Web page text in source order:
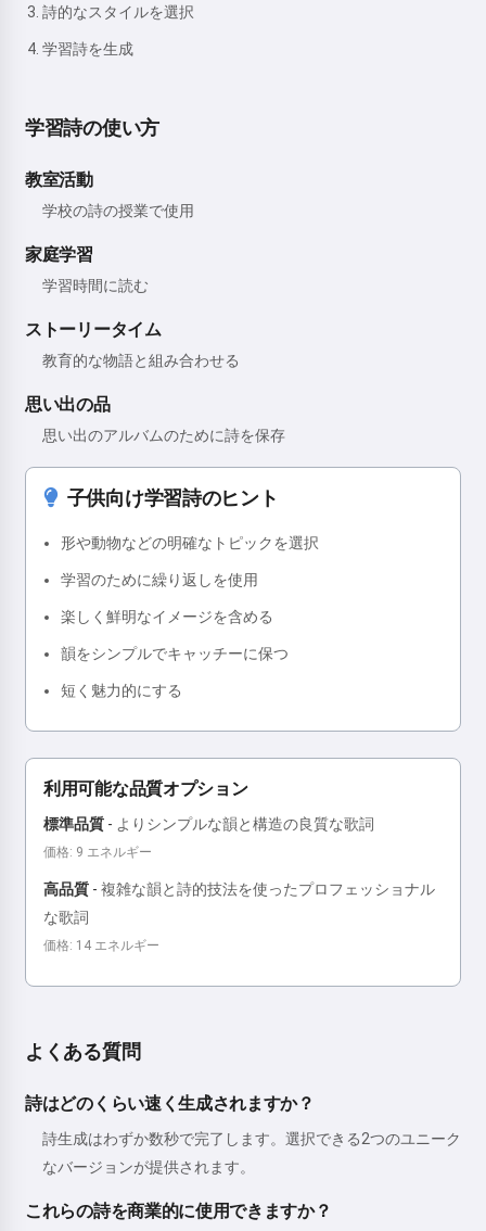
詩的なスタイルを選択
学習詩を生成
学習詩の使い方
教室活動
学校の詩の授業で使用
家庭学習
学習時間に読む
ストーリータイム
教育的な物語と組み合わせる
思い出の品
思い出のアルバムのために詩を保存
子供向け学習詩のヒント
形や動物などの明確なトピックを選択
学習のために繰り返しを使用
楽しく鮮明なイメージを含める
韻をシンプルでキャッチーに保つ
短く魅力的にする
利用可能な品質オプション
標準品質 - よりシンプルな韻と構造の良質な歌詞
価格: 9 エネルギー
高品質 - 複雑な韻と詩的技法を使ったプロフェッショナル
な歌詞
価格: 14 エネルギー
よくある質問
詩はどのくらい速く生成されますか？
詩生成はわずか数秒で完了します。選択できる2つのユニーク
なバージョンが提供されます。
これらの詩を商業的に使用できますか？